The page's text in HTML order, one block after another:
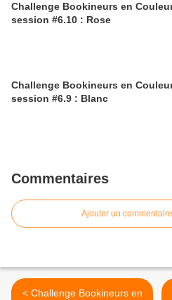
Challenge Bookineurs en
session #6.10 : Rose
Challenge Bookineurs en
session #6.9 : Blanc
Commentaires
Ajouter un commentaire
< Challenge Bookineurs en